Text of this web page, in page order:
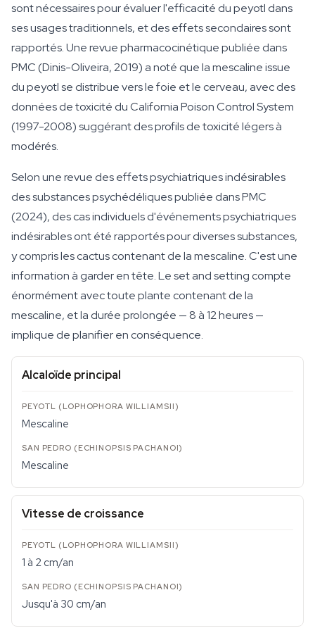
sont nécessaires pour évaluer l'efficacité du peyotl dans
ses usages traditionnels, et des effets secondaires sont
rapportés. Une revue pharmacocinétique publiée dans
PMC (Dinis-Oliveira, 2019) a noté que la mescaline issue
du peyotl se distribue vers le foie et le cerveau, avec des
données de toxicité du California Poison Control System
(1997-2008) suggérant des profils de toxicité légers à
modérés.
Selon une revue des effets psychiatriques indésirables
des substances psychédéliques publiée dans PMC
(2024), des cas individuels d'événements psychiatriques
indésirables ont été rapportés pour diverses substances,
y compris les cactus contenant de la mescaline. C'est une
information à garder en tête. Le set and setting compte
énormément avec toute plante contenant de la
mescaline, et la durée prolongée — 8 à 12 heures —
implique de planifier en conséquence.
Alcaloïde principal
Mescaline
Mescaline
Vitesse de croissance
1 à 2 cm/an
Jusqu'à 30 cm/an